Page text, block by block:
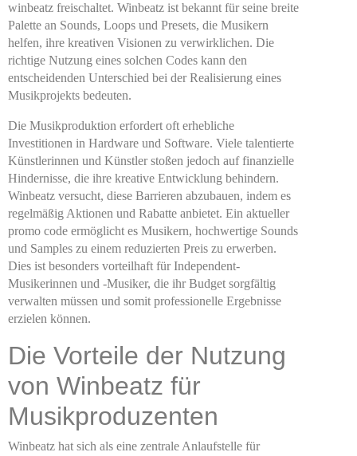
winbeatz freischaltet. Winbeatz ist bekannt für seine breite
Palette an Sounds, Loops und Presets, die Musikern
helfen, ihre kreativen Visionen zu verwirklichen. Die
richtige Nutzung eines solchen Codes kann den
entscheidenden Unterschied bei der Realisierung eines
Musikprojekts bedeuten.
Die Musikproduktion erfordert oft erhebliche
Investitionen in Hardware und Software. Viele talentierte
Künstlerinnen und Künstler stoßen jedoch auf finanzielle
Hindernisse, die ihre kreative Entwicklung behindern.
Winbeatz versucht, diese Barrieren abzubauen, indem es
regelmäßig Aktionen und Rabatte anbietet. Ein aktueller
promo code ermöglicht es Musikern, hochwertige Sounds
und Samples zu einem reduzierten Preis zu erwerben.
Dies ist besonders vorteilhaft für Independent-
Musikerinnen und -Musiker, die ihr Budget sorgfältig
verwalten müssen und somit professionelle Ergebnisse
erzielen können.
Die Vorteile der Nutzung
von Winbeatz für
Musikproduzenten
Winbeatz hat sich als eine zentrale Anlaufstelle für